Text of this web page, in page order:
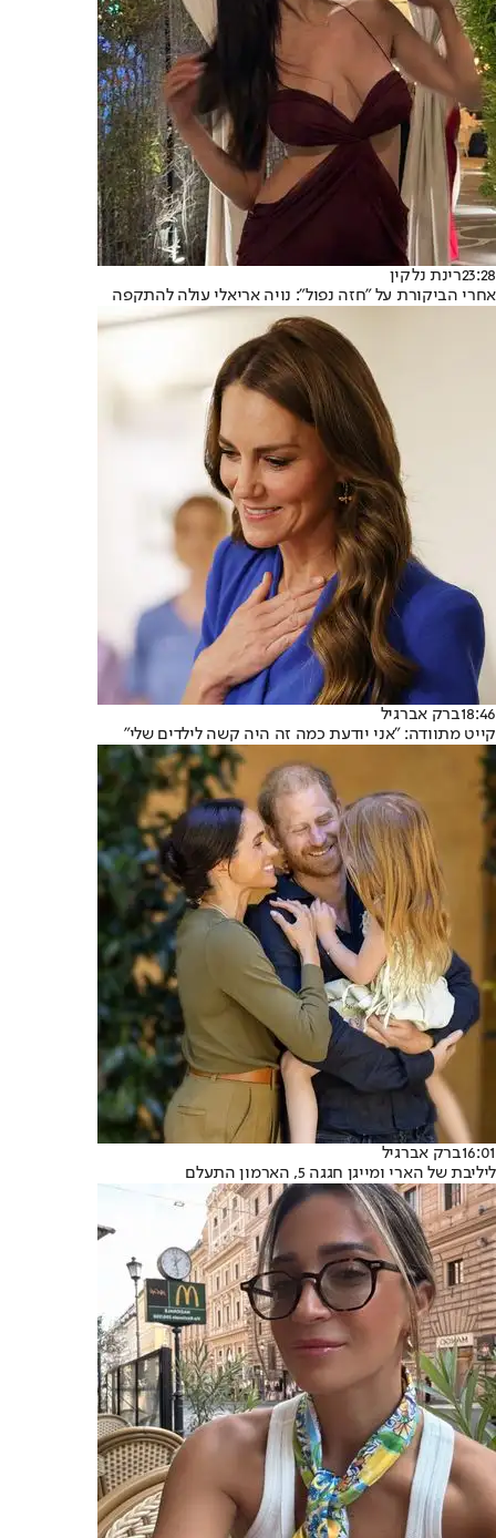
23:28רינת נלקין
אחרי הביקורת על "חזה נפול": נויה אריאלי עולה להתקפה
18:46ברק אברגיל
קייט מתוודה: "אני יודעת כמה זה היה קשה לילדים שלי"
16:01ברק אברגיל
ליליבת של הארי ומייגן חגגה 5, הארמון התעלם